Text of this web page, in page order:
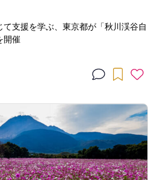
て支援を学ぶ、東京都が「秋川渓谷自
開催